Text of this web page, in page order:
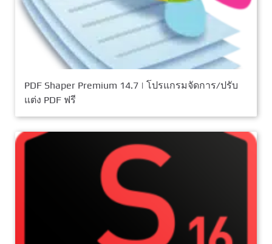
PDF Shaper Premium 14.7 | โปรแกรมจัดการ/ปรับ
แต่ง PDF ฟรี